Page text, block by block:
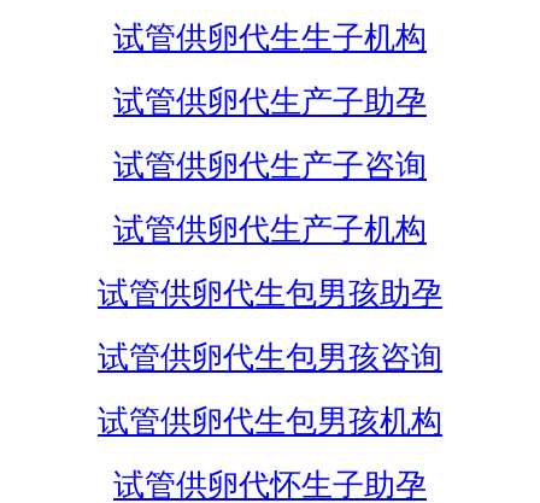
试管供卵代生生子机构
试管供卵代生产子助孕
试管供卵代生产子咨询
试管供卵代生产子机构
试管供卵代生包男孩助孕
试管供卵代生包男孩咨询
试管供卵代生包男孩机构
试管供卵代怀生子助孕